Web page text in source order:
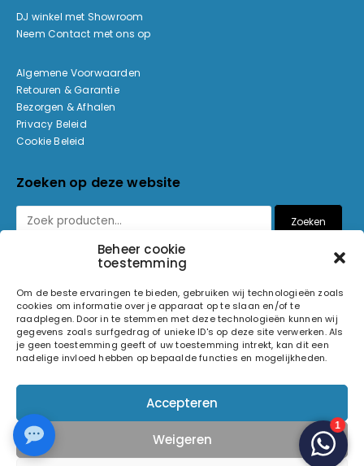
Beheer cookie
toestemming
Om de beste ervaringen te bieden, gebruiken wij technologieën zoals
cookies om informatie over je apparaat op te slaan en/of te
raadplegen. Door in te stemmen met deze technologieën kunnen wij
gegevens zoals surfgedrag of unieke ID's op deze site verwerken. Als
je geen toestemming geeft of uw toestemming intrekt, kan dit een
nadelige invloed hebben op bepaalde functies en mogelijkheden.
Accepteren
Weigeren
DJ winkel met Showroom
Neem Contact met ons op
Algemene Voorwaarden
Retouren & Garantie
Bezorgen & Afhalen
Privacy Beleid
Cookie Beleid
Zoeken op deze website
Zoeken
© 2026 Light and Sound Factory. Alle rechten voorbehouden.
Volg ons op